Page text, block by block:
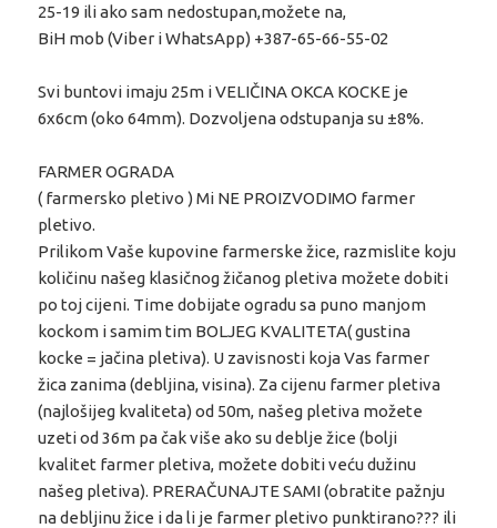
25-19 ili ako sam nedostupan,možete na,
BiH mob (Viber i WhatsApp) +387-65-66-55-02
Svi buntovi imaju 25m i VELIČINA OKCA KOCKE je
6x6cm (oko 64mm). Dozvoljena odstupanja su ±8%.
FARMER OGRADA
( farmersko pletivo ) Mi NE PROIZVODIMO farmer
pletivo.
Prilikom Vaše kupovine farmerske žice, razmislite koju
količinu našeg klasičnog žičanog pletiva možete dobiti
po toj cijeni. Time dobijate ogradu sa puno manjom
kockom i samim tim BOLJEG KVALITETA( gustina
kocke = jačina pletiva). U zavisnosti koja Vas farmer
žica zanima (debljina, visina). Za cijenu farmer pletiva
(najlošijeg kvaliteta) od 50m, našeg pletiva možete
uzeti od 36m pa čak više ako su deblje žice (bolji
kvalitet farmer pletiva, možete dobiti veću dužinu
našeg pletiva). PRERAČUNAJTE SAMI (obratite pažnju
na debljinu žice i da li je farmer pletivo punktirano??? ili